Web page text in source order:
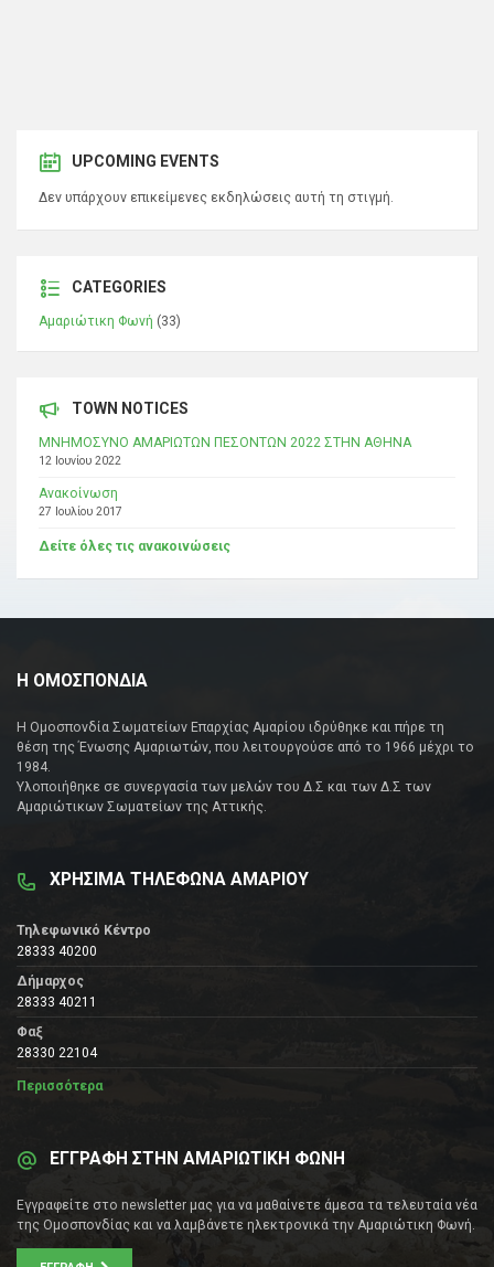
UPCOMING EVENTS
Δεν υπάρχουν επικείμενες εκδηλώσεις αυτή τη στιγμή.
CATEGORIES
Αμαριώτικη Φωνή (33)
TOWN NOTICES
ΜΝΗΜΟΣΥΝΟ ΑΜΑΡΙΩΤΩΝ ΠΕΣΟΝΤΩΝ 2022 ΣΤΗΝ ΑΘΗΝΑ
12 Ιουνίου 2022
Ανακοίνωση
27 Ιουλίου 2017
Δείτε όλες τις ανακοινώσεις
Η ΟΜΟΣΠΟΝΔΙΑ
Η Ομοσπονδία Σωματείων Επαρχίας Αμαρίου ιδρύθηκε και πήρε τη
θέση της Ένωσης Αμαριωτών, που λειτουργούσε από το 1966 μέχρι το
1984.
Υλοποιήθηκε σε συνεργασία των μελών του Δ.Σ και των Δ.Σ των
Αμαριώτικων Σωματείων της Αττικής.
ΧΡΗΣΙΜΑ ΤΗΛΕΦΩΝΑ ΑΜΑΡΙΟΥ
Τηλεφωνικό Κέντρο
28333 40200
Δήμαρχος
28333 40211
Φαξ
28330 22104
Περισσότερα
ΕΓΓΡΑΦΗ ΣΤΗΝ ΑΜΑΡΙΩΤΙΚΗ ΦΩΝΗ
Εγγραφείτε στο newsletter μας για να μαθαίνετε άμεσα τα τελευταία νέα
της Ομοσπονδίας και να λαμβάνετε ηλεκτρονικά την Αμαριώτικη Φωνή.